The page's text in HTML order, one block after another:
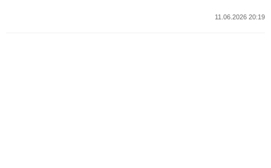
11.06.2026 20:19